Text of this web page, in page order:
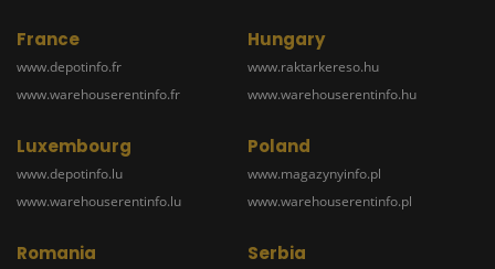
France
www.depotinfo.fr
www.warehouserentinfo.fr
Hungary
www.raktarkereso.hu
www.warehouserentinfo.hu
Luxembourg
www.depotinfo.lu
www.warehouserentinfo.lu
Poland
www.magazynyinfo.pl
www.warehouserentinfo.pl
Romania Serbia